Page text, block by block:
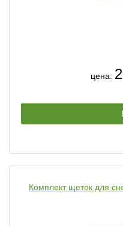
цена:
Комплект щеток для